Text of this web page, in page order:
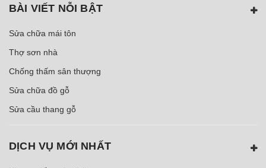
BÀI VIẾT NỖI BẬT
Sửa chữa mái tôn
Thợ sơn nhà
Chống thấm sân thượng
Sửa chữa đồ gỗ
Sửa cầu thang gỗ
DỊCH VỤ MỚI NHẤT